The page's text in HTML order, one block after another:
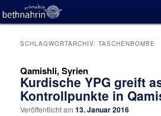
SCHLAGWORTARCHIV:TASCHENBOMBE
Qamishli, Syrien
Kurdische YPG greift
Kontrollpunkte in
Veröffentlicht am13. Januar 2016